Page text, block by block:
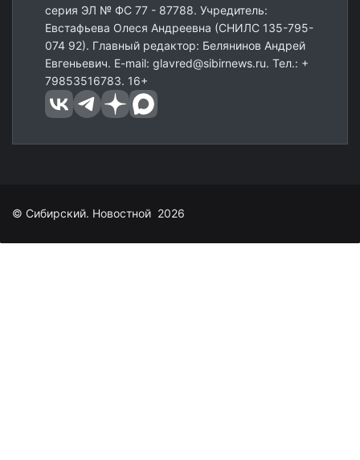
серия ЭЛ № ФС 77 - 87788. Учредитель:
Евстафьева Олеся Андреевна (СНИЛС 135-795-
074 92). Главный редактор: Белянинов Андрей
Евгеньевич. E-mail: glavred@sibirnews.ru. Тел.: +
79853516783. 16+
© Сибирский. Новостной 2026